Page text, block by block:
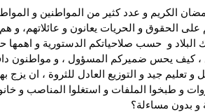
الكريم و عدد كثير من المواطنين و
الحقوق و الحريات يعانون و عائلاتهم، و
و  حسب صلاحياتكم الدستورية و اهمها
، كيف يحس ضميركم المسؤول ، و مواطنون
جيد و التوزيع العادل للثروة ، ان يزج
و طبخوا الملفات و استغلوا المناصب و
و بدون مساءلة؟